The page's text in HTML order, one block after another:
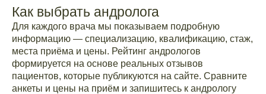
Как выбрать андролога
Для каждого врача мы показываем подробную
информацию — специализацию, квалификацию, стаж,
места приёма и цены. Рейтинг андрологов
формируется на основе реальных отзывов
пациентов, которые публикуются на сайте. Сравните
анкеты и цены на приём и запишитесь к андрологу